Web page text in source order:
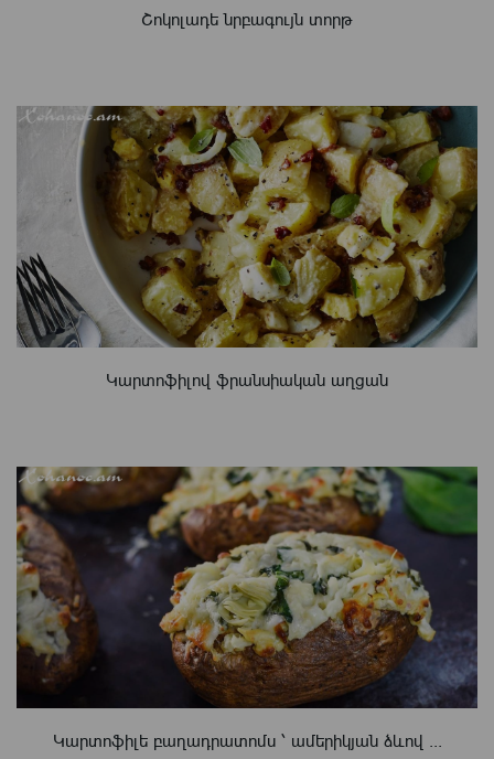
Շոկոլադե նրբագույն տորթ
Կարտոֆիլով ֆրանսիական աղցան
Կարտոֆիլե բաղադրատոմս ՝ ամերիկյան ձևով ...